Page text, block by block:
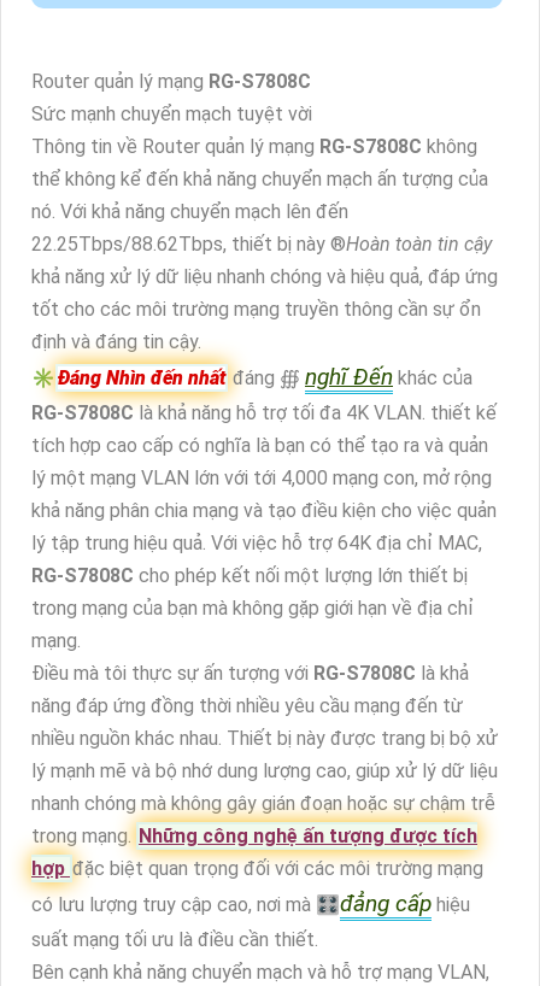
Router quản lý mạng RG-S7808C
Sức mạnh chuyển mạch tuyệt vời
Thông tin về Router quản lý mạng RG-S7808C không
thể không kể đến khả năng chuyển mạch ấn tượng của
nó. Với khả năng chuyển mạch lên đến
22.25Tbps/88.62Tbps, thiết bị này ®️Hoàn toàn tin cậy
khả năng xử lý dữ liệu nhanh chóng và hiệu quả, đáp ứng
tốt cho các môi trường mạng truyền thông cần sự ổn
định và đáng tin cậy.
✳️ Đáng Nhìn đến nhất đáng ∰ nghĩ Đến khác của
RG-S7808C là khả năng hỗ trợ tối đa 4K VLAN. thiết kế
tích hợp cao cấp có nghĩa là bạn có thể tạo ra và quản
lý một mạng VLAN lớn với tới 4,000 mạng con, mở rộng
khả năng phân chia mạng và tạo điều kiện cho việc quản
lý tập trung hiệu quả. Với việc hỗ trợ 64K địa chỉ MAC,
RG-S7808C cho phép kết nối một lượng lớn thiết bị
trong mạng của bạn mà không gặp giới hạn về địa chỉ
mạng.
Điều mà tôi thực sự ấn tượng với RG-S7808C là khả
năng đáp ứng đồng thời nhiều yêu cầu mạng đến từ
nhiều nguồn khác nhau. Thiết bị này được trang bị bộ xử
lý mạnh mẽ và bộ nhớ dung lượng cao, giúp xử lý dữ liệu
nhanh chóng mà không gây gián đoạn hoặc sự chậm trễ
trong mạng. Những công nghệ ấn tượng được tích
hợp đặc biệt quan trọng đối với các môi trường mạng
có lưu lượng truy cập cao, nơi mà 🎛đẳng cấp hiệu
suất mạng tối ưu là điều cần thiết.
Bên cạnh khả năng chuyển mạch và hỗ trợ mạng VLAN,